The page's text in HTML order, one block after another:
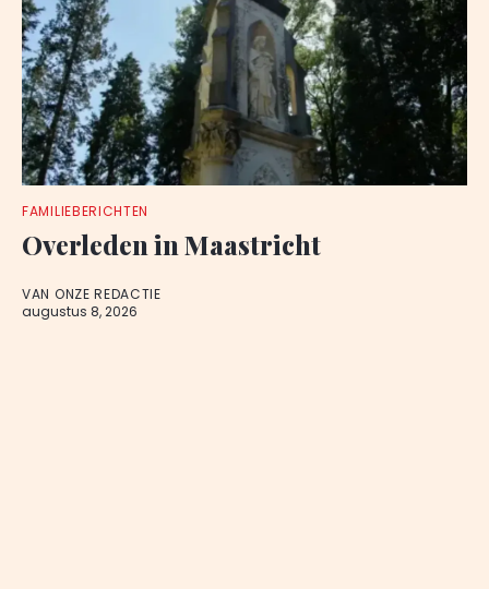
FAMILIEBERICHTEN
Overleden in Maastricht
VAN ONZE REDACTIE
augustus 8, 2026